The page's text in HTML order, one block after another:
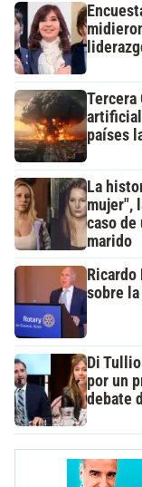
países
La
mujer",
caso de
marido
sobre
Di
por un
debate